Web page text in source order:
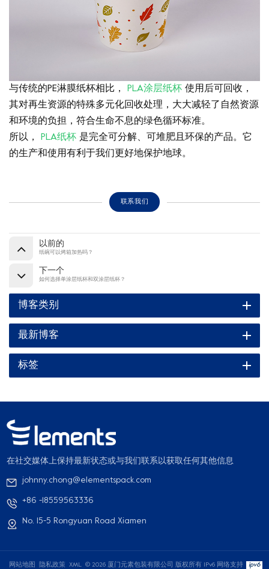
与传统的PE淋膜纸杯相比， PLA涂层纸杯 使用后可回收，
其对再生资源的特殊多元化回收处理，大大减轻了自然资源
和环境的负担，符合生命不息的绿色循环标准。
所以，
PLA纸杯 是完全可分解、可堆肥且环保的产品。它
的生产和使用有利于我们更好地保护地球。
联系我们
以前的
纸碗可以烤箱加热吗？
下一个
如何选择单涂层纸杯和双涂层纸杯？
博客类别
最新博客
标签
在社交媒体上保持最新状态或与我们联系以获取任何其他信息
johnny.chong@elementspack.com
+86 -18559563336
No. 15-5 Rongyuan Road Xiamen
网站地图 隐私政策 XML © 2026 厦门元素包装有限公司 版权所有 IPv6 网络支持